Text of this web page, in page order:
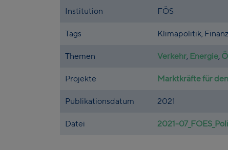
Institution FÖS
Tags Klimapolitik,
Themen Verkehr Energie
Projekte Marktkräfte für
Publikationsdatum 2021
Datei 2021-